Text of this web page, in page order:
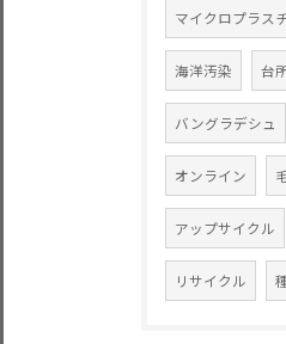
マイクロプラス
海洋汚染 台
バングラデシュ
オンライン
アップサイクル
リサイクル